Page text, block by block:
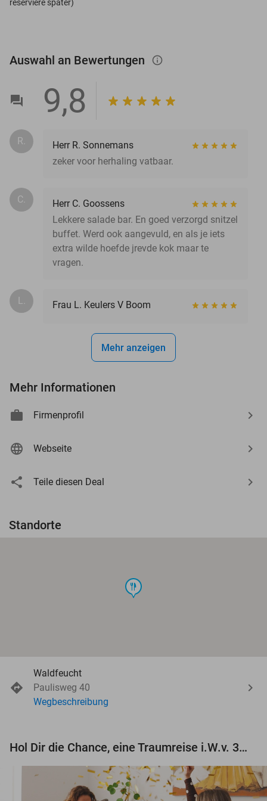
reserviere später)
Auswahl an Bewertungen info_outlined
9,8
R.
Herr R. Sonnemans
zeker voor herhaling vatbaar.
C.
Herr C. Goossens
Lekkere salade bar. En goed verzorgd snitzel
buffet. Werd ook aangevuld, en als je iets
extra wilde hoefde jrevde kok maar te
vragen.
L. Frau L. Keulers V Boom
Mehr anzeigen
Mehr Informationen
Firmenprofil
Webseite
Teile diesen Deal
Standorte
food
Waldfeucht
Paulisweg 40
Wegbeschreibung
Hol Dir die Chance, eine Traumreise i.W.v. 3.000 € zu gewinnen!